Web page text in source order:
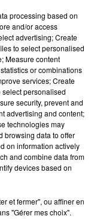
mettre en
pour 2023 !
processing based on
and/or access
advertising; Create
to select personalised
Measure content
or combinations
services; Create
personalised
security, prevent and
advertising and content;
technologies may
browsing data to offer
on information actively
and combine data from
devices based on
et fermer", ou affiner en
"Gérer mes choix".